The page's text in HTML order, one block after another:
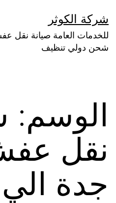
إلى
المحتوى
شركة الكوثر
للخدمات العامة صيانة نقل
شحن دولي تنظيف
الوسم:
نقل
جدة